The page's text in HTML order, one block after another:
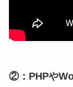
②：PHPや